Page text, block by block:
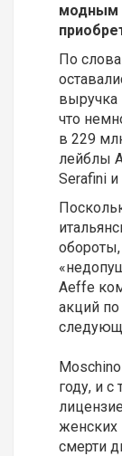
модным
По
выручка
что
в 229
лейблы
Serafini и
Aeffe
акций
году, и с
женских
смерти